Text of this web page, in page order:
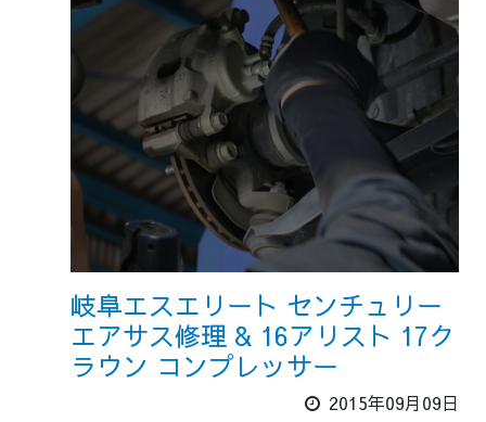
岐阜エスエリート センチュリー
エアサス修理 & 16アリスト 17ク
ラウン コンプレッサー
2015年09月09日